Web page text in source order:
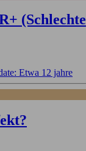
(Schlechte
Etwa 12 jahre